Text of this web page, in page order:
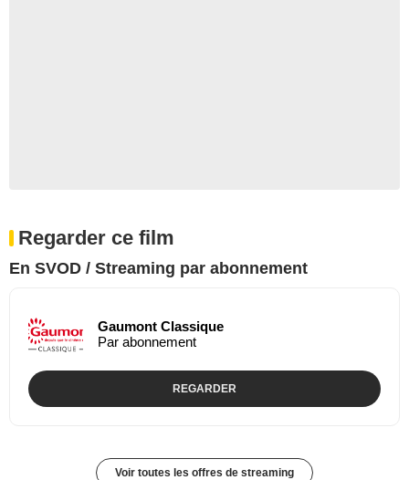
Regarder ce film
En SVOD / Streaming par abonnement
Gaumont Classique
Par abonnement
REGARDER
Voir toutes les offres de streaming